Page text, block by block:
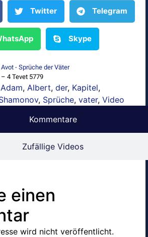
Twitter Telegram
Skype
- Sprüche der Väter
4 Tevet 5779
Adam, Albert, der, Kapitel,
, Sprüche, vater, Video
Kommentare
Zufällige Videos
einen
wird nicht veröffentlicht.